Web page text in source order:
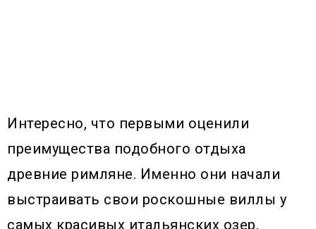
Интересно, что первыми оценили
преимущества подобного отдыха
древние римляне. Именно они начали
выстраивать свои роскошные виллы у
самых красивых итальянских озер.